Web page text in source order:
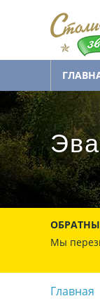
Мы
Главная